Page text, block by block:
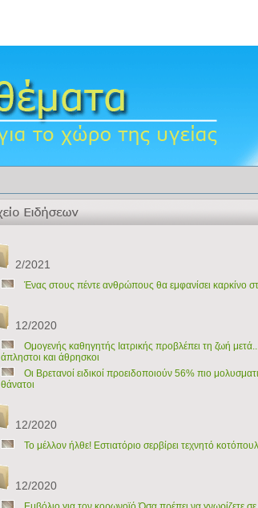
2/2021
Ένας στους πέντε ανθρώπους θα εμφανίσει καρκίνο
12/2020
Oμογενής καθηγητής Ιατρικής προβλέπει τη ζωή
άπληστοι και άθρησκοι
Οι Βρετανοί ειδικοί προειδοποιούν 56% πιο
θάνατοι
12/2020
Το μέλλον ήλθε! Εστιατόριο σερβίρει τεχνητό
12/2020